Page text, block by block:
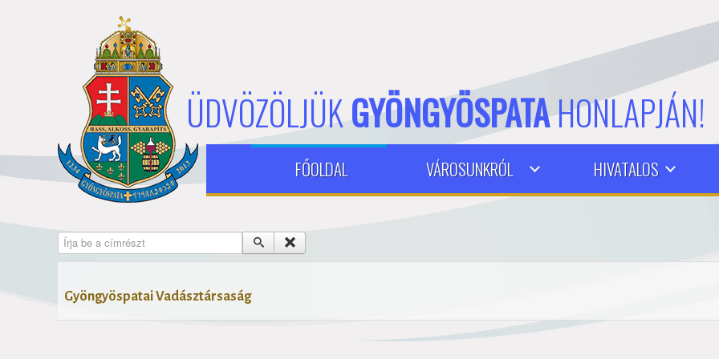
ÜDVÖZÖLJÜKGYÖNGYÖSPATAHONLAPJÁN!
FŐOLDAL VÁROSUNKRÓL HIVATALOS
Írja be a címrészt
Gyöngyöspatai Vadásztársaság